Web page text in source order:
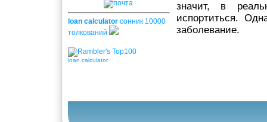
loan calculator сонник 10000
толкований
loan calculator
значит, в
испортиться.
забо­левание.